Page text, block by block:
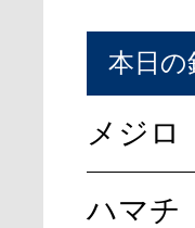
本日の
メジロ
ハマチ